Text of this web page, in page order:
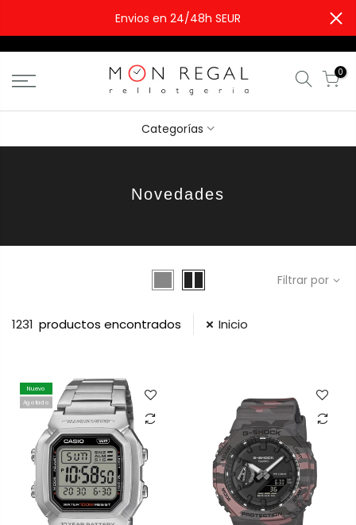
Envios en 24/48h SEUR
0
Categorías
Novedades
Filtrar por
1231 productos encontrados Inicio
Nuevo
Agotado